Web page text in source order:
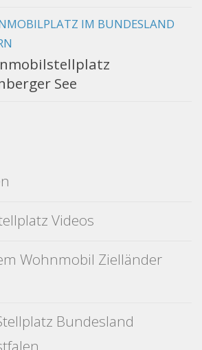
IM BUNDESLAND
See
Videos
Wohnmobil Zielländer
Bundesland